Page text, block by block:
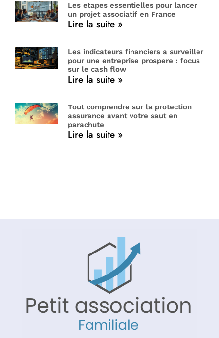
Les etapes essentielles pour lancer
un projet associatif en France
Lire la suite »
Les indicateurs financiers a surveiller
pour une entreprise prospere : focus
sur le cash flow
Lire la suite »
Tout comprendre sur la protection
assurance avant votre saut en
parachute
Lire la suite »